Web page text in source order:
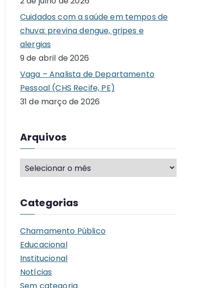
Cuidados com a saúde em tempos de
chuva: previna dengue, gripes e
alergias
9 de abril de 2026
Vaga – Analista de Departamento
Pessoal (CHS Recife, PE)
31 de março de 2026
Arquivos
A
r
u
v
o
s
Categorias
Chamamento Público
Educacional
Institucional
Notícias